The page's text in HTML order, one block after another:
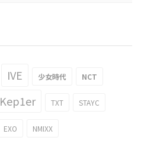
IVE 少女時代 NCT
Kep1er TXT STAYC
EXO NMIXX